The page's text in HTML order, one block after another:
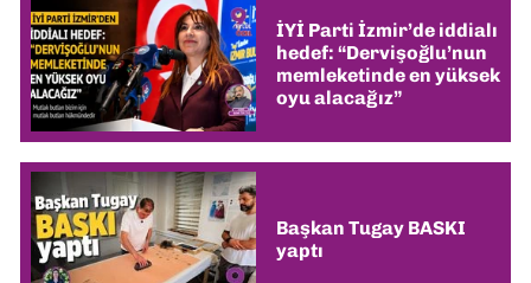
İYİ Parti İzmir’de iddialı
hedef: “Dervişoğlu’nun
memleketinde en yüksek
oyu alacağız”
Başkan Tugay BASKI
yaptı